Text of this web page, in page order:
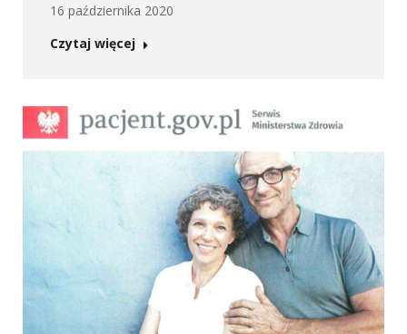
16 października 2020
Czytaj więcej